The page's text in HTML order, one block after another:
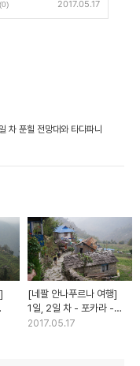
(0) 2017.05.17
차 푼힐 전망대와 타다파니
[네팔 안나푸르나 여행]
1일, 2일 차 - 포카라 -
나야풀 - 티게둥가
2017.05.17